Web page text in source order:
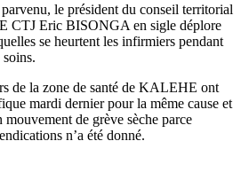
le président du conseil territorial
CTJ Eric BISONGA en sigle déplore
se heurtent les infirmiers pendant
de la zone de santé de KALEHE ont
mardi dernier pour la même cause et
de grève sèche parce
n’a été donné.